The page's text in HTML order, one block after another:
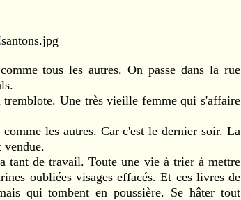
tous les autres. On passe dans la rue
Une très vieille femme qui s'affaire
les autres. Car c'est le dernier soir. La
vendue.
tant de travail. Toute une vie à trier à mettre
oubliées visages effacés. Et ces livres de
qui tombent en poussière. Se hâter tout